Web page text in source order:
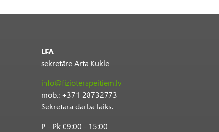
LFA
sekretāre Arta Kukle
info@fizioterapeitiem.lv
mob.: +371 28732773
Sekretāra darba laiks:
P - Pk 09:00 - 15:00